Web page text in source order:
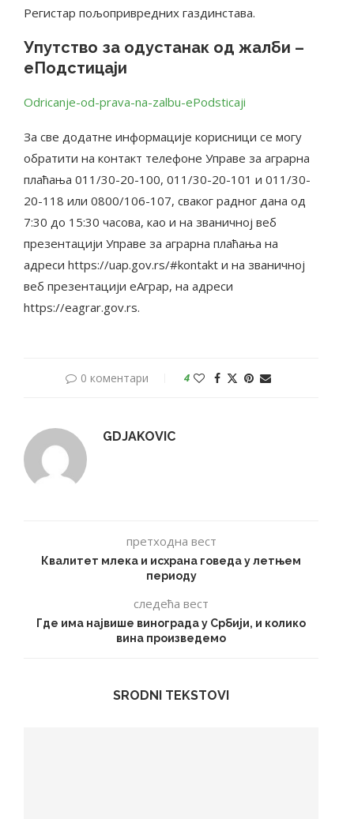
Регистар пољопривредних газдинстава.
Упутство за одустанак од жалби –
еПодстицаји
Odricanje-od-prava-na-zalbu-ePodsticaji
За све додатне информације корисници се могу
обратити на контакт телефоне Управе за аграрна
плаћања 011/30-20-100, 011/30-20-101 и 011/30-
20-118 или 0800/106-107, сваког радног дана од
7:30 до 15:30 часова, као и на званичној веб
презентацији Управе за аграрна плаћања на
адреси https://uap.gov.rs/#kontakt и на званичној
веб презентацији еАграр, на адреси
https://eagrar.gov.rs.
0 коментари 4
GDJAKOVIC
претходна вест
Квалитет млека и исхрана говеда у летњем
периоду
следећа вест
Где има највише винограда у Србији, и колико
вина произведемо
SRODNI TEKSTOVI